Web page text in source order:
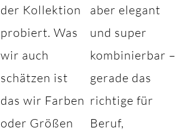
der Kollektion
probiert. Was
wir auch
schätzen ist
das wir Farben
oder Größen
aber elegant
und super
kombinierbar –
gerade das
richtige für
Beruf,